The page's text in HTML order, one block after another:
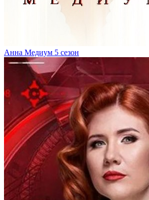
Анна Медиум 5 сезон